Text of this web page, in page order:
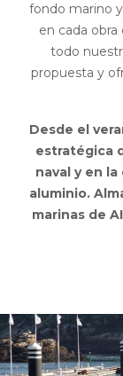
fondo marino
en cada
todo
propuesta y
Desde el
estratégica
naval y en
aluminio.
marinas de